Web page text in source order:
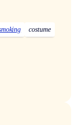
costume